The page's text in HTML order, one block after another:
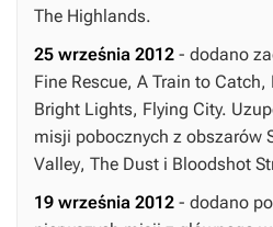
The Highlands.
25 września 2012 - dodano
Fine Rescue, A Train to
Bright Lights, Flying City.
misji pobocznych z obszarów
Valley, The Dust i Bloodshot
19 września 2012 - dodano